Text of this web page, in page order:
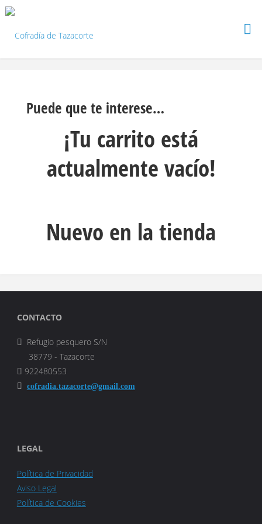
Saltar
contenido
Puede que te interese…
¡Tu carrito está
actualmente vacío!
Nuevo en la tienda
CONTACTO
Refugio pesquero S/N
38779 - Tazacorte
922480553
cofradia.tazacorte@gmail.com
LEGAL
Política de Privacidad
Aviso Legal
Política de Cookies